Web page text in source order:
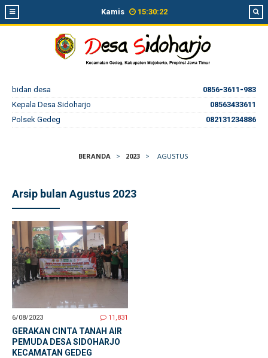
Kamis 15:30:22
bidan desa
0856-3611-983
Kepala Desa Sidoharjo
08563433611
Polsek Gedeg
082131234886
BERANDA > 2023 > AGUSTUS
Arsip bulan Agustus 2023
6/08/2023 11,831
GERAKAN CINTA TANAH AIR
PEMUDA DESA SIDOHARJO
KECAMATAN GEDEG